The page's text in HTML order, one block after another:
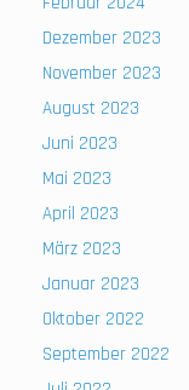
Dezember 2023
November 2023
August 2023
Juni 2023
Mai 2023
April 2023
März 2023
Januar 2023
Oktober 2022
September 2022